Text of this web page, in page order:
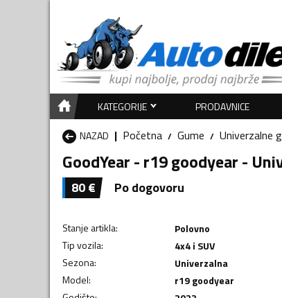
KATEGORIJE PRODAVNICE
NAZAD
Početna Gume Univerzalne
GoodYear - r19 goodyear -
80€ Po dogovoru
Stanje artikla:
Polovno
Tip vozila:
4x4 i SUV
Sezona:
Univerzalna
Model:
r19 goodyear